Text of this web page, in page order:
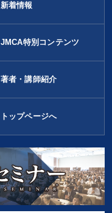
新着情報
JMCA特別コンテンツ
著者・講師紹介
トップページへ